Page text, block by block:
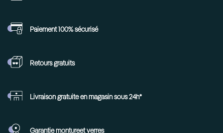
Paiement 100%sécurisé
Retoursgratuits
Livraison gratuite en magasin sous 24h*
Garantie montureet verres